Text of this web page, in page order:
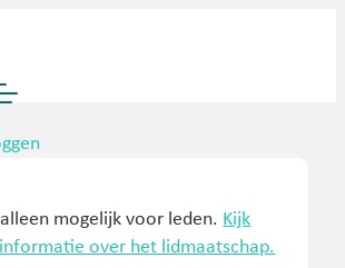
mogelijk voor leden. Kijk
over het lidmaatschap.